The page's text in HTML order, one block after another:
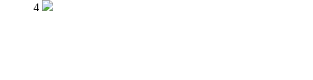
4